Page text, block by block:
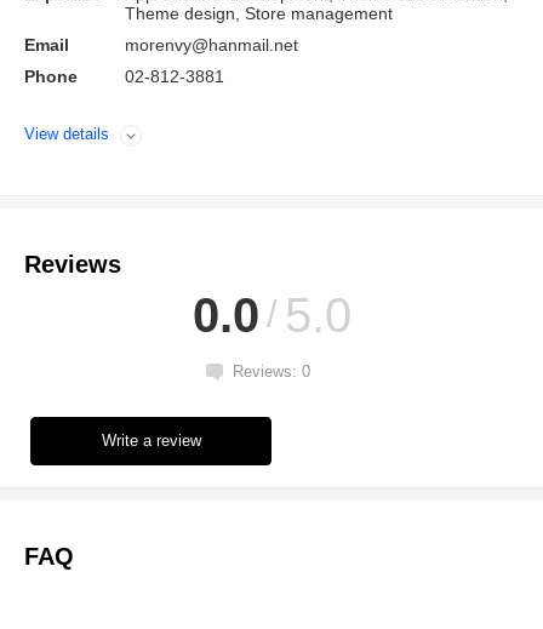
View details
Theme design, Store management
Email
morenvy@hanmail.net
Phone
02-812-3881
Reviews
0.0 5.0
Reviews: 0
Write a review
FAQ